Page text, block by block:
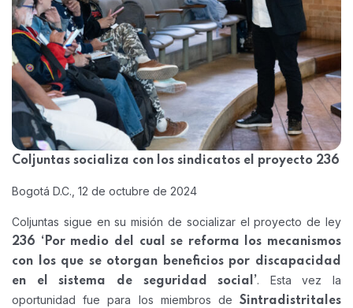
Coljuntas socializa con los sindicatos el proyecto 236
Bogotá D.C., 12 de octubre de 2024
Coljuntas sigue en su misión de socializar el proyecto de ley
236 ‘Por medio del cual se reforma los mecanismos
con los que se otorgan beneficios por discapacidad
en el sistema de seguridad social’. Esta vez la
oportunidad fue para los miembros de Sintradistritales